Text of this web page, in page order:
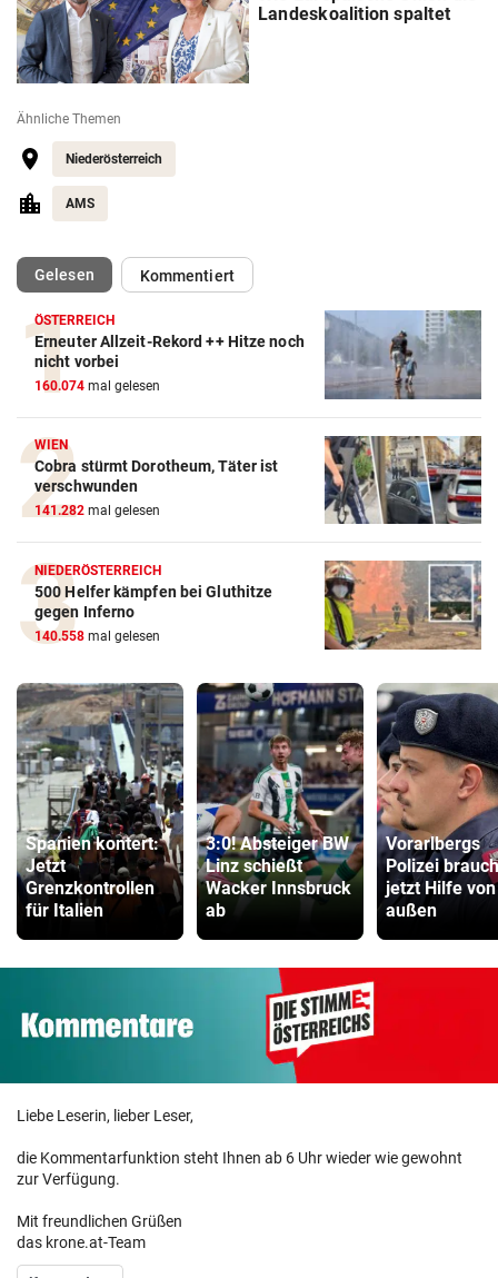
Landeskoalition spaltet
Ähnliche Themen
Niederösterreich
AMS
Gelesen(ausgewählt)Kommentiert
ÖSTERREICH
Erneuter Allzeit-Rekord ++ Hitze noch
nicht vorbei
160.074 mal gelesen
WIEN
Cobra stürmt Dorotheum, Täter ist
verschwunden
141.282 mal gelesen
NIEDERÖSTERREICH
500 Helfer kämpfen bei Gluthitze
gegen Inferno
140.558 mal gelesen
Spanien kontert:
Jetzt
Grenzkontrollen
für Italien
3:0! Absteiger BW
Linz schießt
Wacker Innsbruck
ab
Vorarlbergs
Polizei
jetzt Hilfe von
außen
Liebe Leserin, lieber Leser,
die Kommentarfunktion steht Ihnen ab 6 Uhr wieder wie gewohnt
zur Verfügung.
Mit freundlichen Grüßen
das krone.at-Team